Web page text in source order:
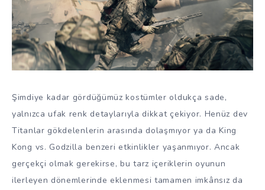
Şimdiye kadar gördüğümüz kostümler oldukça sade,
yalnızca ufak renk detaylarıyla dikkat çekiyor. Henüz dev
Titanlar gökdelenlerin arasında dolaşmıyor ya da King
Kong vs. Godzilla benzeri etkinlikler yaşanmıyor. Ancak
gerçekçi olmak gerekirse, bu tarz içeriklerin oyunun
ilerleyen dönemlerinde eklenmesi tamamen imkânsız da